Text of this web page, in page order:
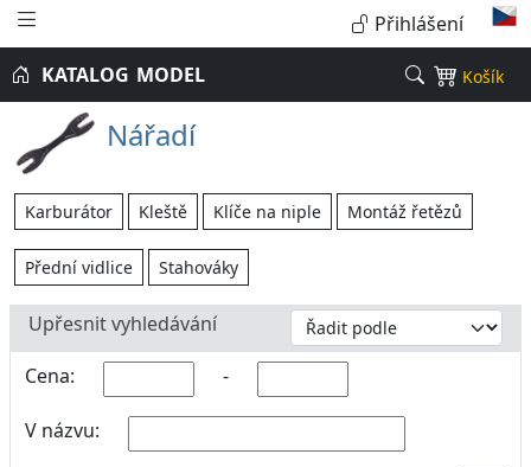
Přihlášení
KATALOG MODEL Košík
Nářadí
Karburátor Kleště Klíče na niple Montáž řetězů
Přední vidlice Stahováky
Upřesnit vyhledávání
Cena:
-
V názvu: